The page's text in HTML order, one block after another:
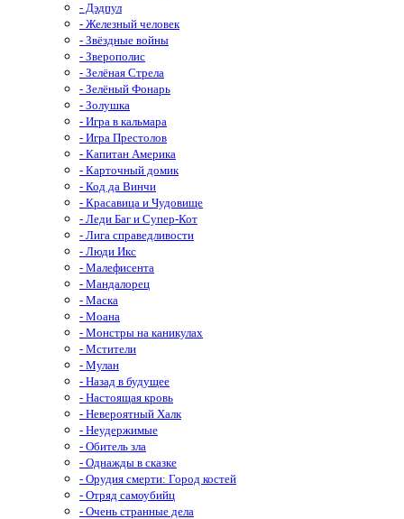
- Дэдпул
- Железный человек
- Звёздные войны
- Зверополис
- Зелёная Стрела
- Зелёный Фонарь
- Золушка
- Игра в кальмара
- Игра Престолов
- Капитан Америка
- Карточный домик
- Код да Винчи
- Красавица и Чудовище
- Леди Баг и Супер-Кот
- Лига справедливости
- Люди Икс
- Малефисента
- Мандалорец
- Маска
- Моана
- Монстры на каникулах
- Мстители
- Мулан
- Назад в будущее
- Настоящая кровь
- Невероятный Халк
- Неудержимые
- Обитель зла
- Однажды в сказке
- Орудия смерти: Город костей
- Отряд самоубийц
- Очень странные дела